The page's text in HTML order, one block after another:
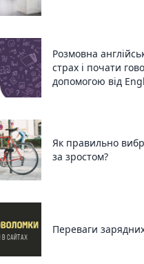
Розмовна
страх і почати
допомогою від
Як правильно
за зростом?
Переваги